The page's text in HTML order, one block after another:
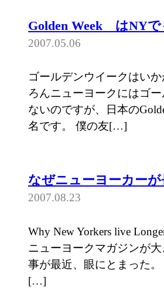
Golden Week はNYで
2007.05.06
ゴールデンウイークはい
ろんニューヨークにはゴ
ないのですが、日本の
名です。 僕の友[…]
なぜニューヨーカーが
2007.08.23
Why New Yorkers live
ニューヨークマガジンが
事が最近、眼にとまった
[…]